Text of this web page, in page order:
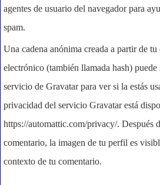
agentes de usuario del navegador para
spam.
Una cadena anónima creada a partir de
electrónico (también llamada hash)
servicio de Gravatar para ver si la estás
privacidad del servicio Gravatar está
https://automattic.com/privacy/. Después
comentario, la imagen de tu perfil es
contexto de tu comentario.